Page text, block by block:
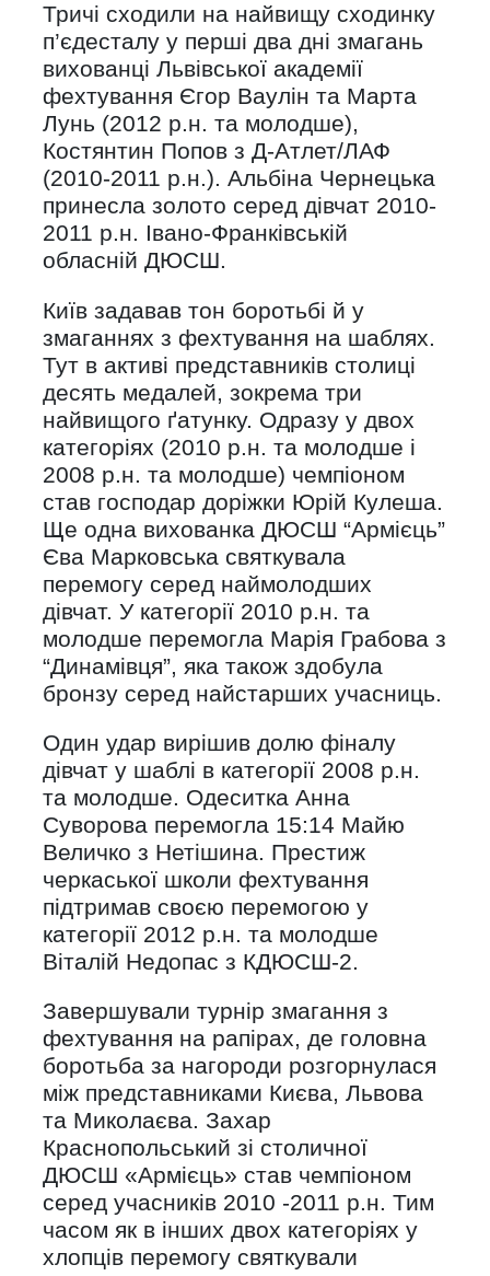
Тричі сходили на найвищу сходинку
п’єдесталу у перші два дні змагань
вихованці Львівської академії
фехтування Єгор Ваулін та Марта
Лунь (2012 р.н. та молодше),
Костянтин Попов з Д-Атлет/ЛАФ
(2010-2011 р.н.). Альбіна Чернецька
принесла золото серед дівчат 2010-
2011 р.н. Івано-Франківській
обласній ДЮСШ.
Київ задавав тон боротьбі й у
змаганнях з фехтування на шаблях.
Тут в активі представників столиці
десять медалей, зокрема три
найвищого ґатунку. Одразу у двох
категоріях (2010 р.н. та молодше і
2008 р.н. та молодше) чемпіоном
став господар доріжки Юрій Кулеша.
Ще одна вихованка ДЮСШ “Армієць”
Єва Марковська святкувала
перемогу серед наймолодших
дівчат. У категорії 2010 р.н. та
молодше перемогла Марія Грабова з
“Динамівця”, яка також здобула
бронзу серед найстарших учасниць.
Один удар вирішив долю фіналу
дівчат у шаблі в категорії 2008 р.н.
та молодше. Одеситка Анна
Суворова перемогла 15:14 Майю
Величко з Нетішина. Престиж
черкаської школи фехтування
підтримав своєю перемогою у
категорії 2012 р.н. та молодше
Віталій Недопас з КДЮСШ-2.
Завершували турнір змагання з
фехтування на рапірах, де головна
боротьба за нагороди розгорнулася
між представниками Києва, Львова
та Миколаєва. Захар
Краснопольський зі столичної
ДЮСШ «Армієць» став чемпіоном
серед учасників 2010 -2011 р.н. Тим
часом як в інших двох категоріях у
хлопців перемогу святкували